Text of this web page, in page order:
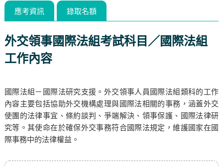
應考資訊 錄取名額
外交領事國際法組考試科目／國際法組
工作內容
國際法組－國際法研究支援。外交領事人員國際法組類科的工作
內容主要包括協助外交機構處理與國際法相關的事務，涵蓋外交
使團的法律事宜、條約談判、爭端解決、領事保護、國際法律研
究等。其使命在於確保外交事務符合國際法規定，維護國家在國
際事務中的法律權益。